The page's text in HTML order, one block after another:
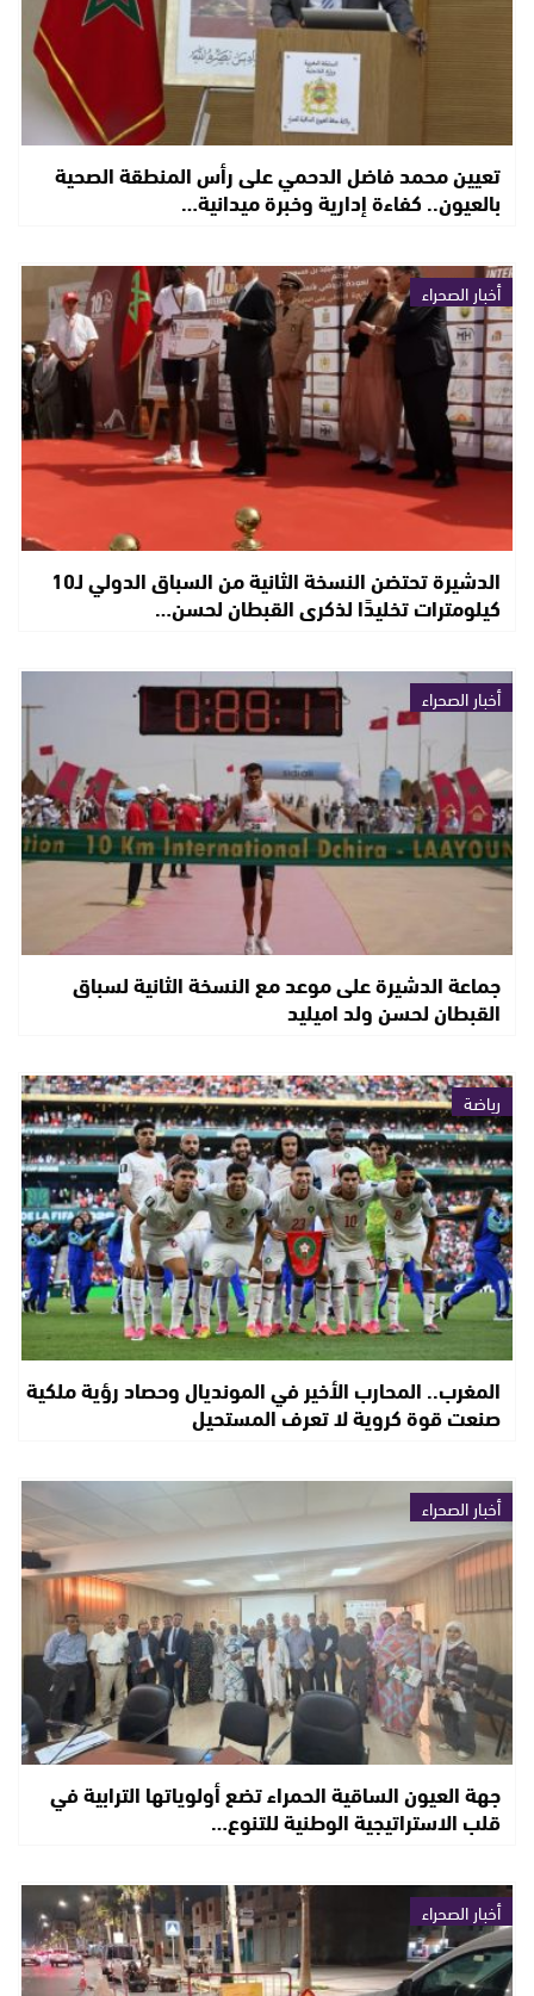
تعيين محمد فاضل الدحمي على رأس المنطقة الصحية
بالعيون.. كفاءة إدارية وخبرة ميدانية…
أخبار الصحراء
الدشيرة تحتضن النسخة الثانية من السباق الدولي لـ10
كيلومترات تخليدًا لذكرى القبطان لحسن…
أخبار الصحراء
جماعة الدشيرة على موعد مع النسخة الثانية لسباق
القبطان لحسن ولد اميليد
رياضة
المغرب.. المحارب الأخير في المونديال وحصاد رؤية ملكية
صنعت قوة كروية لا تعرف المستحيل
أخبار الصحراء
جهة العيون الساقية الحمراء تضع أولوياتها الترابية في
قلب الاستراتيجية الوطنية للتنوع…
أخبار الصحراء